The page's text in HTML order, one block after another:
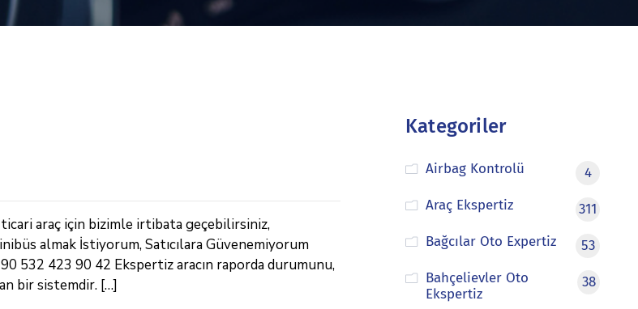
araç için bizimle irtibata geçebilirsiniz,
almak İstiyorum, Satıcılara Güvenemiyorum
532 423 90 42 Ekspertiz aracın raporda durumunu,
bir sistemdir. […]
Kategoriler
Airbag Kontrolü
4
Araç Ekspertiz
311
Bağcılar Oto Expertiz
53
Bahçelievler Oto
Ekspertiz
38